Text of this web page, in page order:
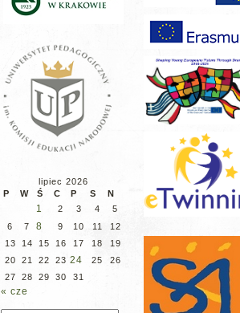
lipiec 2026
P
W Ś C P S N
1 2 3 4
5
6
7 8 9 10 11
12
13
14 15 16 17 18
19
20
21 22 23 24 25
26
27
28 29 30 31
« cze